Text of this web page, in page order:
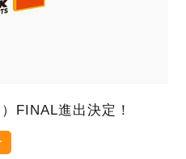
FINAL進出決定！